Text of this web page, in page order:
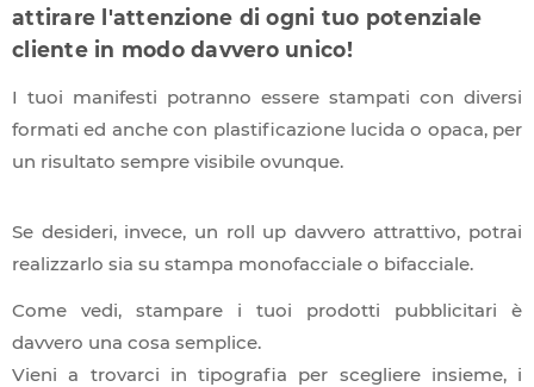
GRANDI FORMATI
FINE ART & LIBRI
attirare l'attenzione di ogni tuo potenziale
cliente in modo davvero unico!
I tuoi manifesti potranno essere stampati con diversi
formati ed anche con plastificazione lucida o opaca, per
un risultato sempre visibile ovunque.
Se desideri, invece, un roll up davvero attrattivo, potrai
realizzarlo sia su stampa monofacciale o bifacciale.
Come vedi, stampare i tuoi prodotti pubblicitari è
davvero una cosa semplice.
Vieni a trovarci in tipografia per scegliere insieme, i